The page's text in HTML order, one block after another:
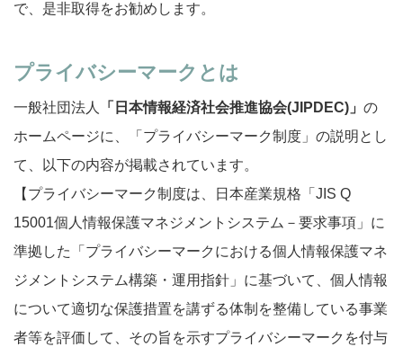
で、是非取得をお勧めします。
プライバシーマークとは
一般社団法人 「日本情報経済社会推進協会(JIPDEC)」 の
ホームページに、「プライバシーマーク制度」の説明とし
て、以下の内容が掲載されています。
【プライバシーマーク制度は、日本産業規格「JIS Q
15001個人情報保護マネジメントシステム－要求事項」に
準拠した「プライバシーマークにおける個人情報保護マネ
ジメントシステム構築・運用指針」に基づいて、個人情報
について適切な保護措置を講ずる体制を整備している事業
者等を評価して、その旨を示すプライバシーマークを付与